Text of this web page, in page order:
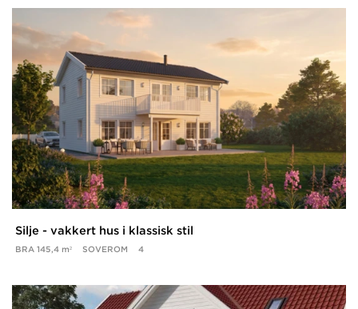
Silje - vakkert hus i klassisk stil
BRA 145,4 m² SOVEROM 4